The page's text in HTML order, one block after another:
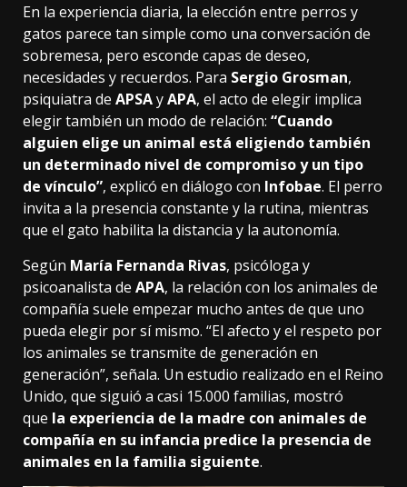
En la experiencia diaria, la elección entre perros y
gatos parece tan simple como una conversación de
sobremesa, pero esconde capas de deseo,
necesidades y recuerdos. Para Sergio Grosman,
psiquiatra de APSAyAPA, el acto de elegir implica
elegir también un modo de relación: “Cuando
alguien elige un animal está eligiendo también
un determinado nivel de compromiso y un tipo
de vínculo”, explicó en diálogo con Infobae. El perro
invita a la presencia constante y la rutina, mientras
que el gato habilita la distancia y la autonomía.
Según María Fernanda Rivas, psicóloga y
psicoanalista de APA, la relación con los animales de
compañía suele empezar mucho antes de que uno
pueda elegir por sí mismo. “El afecto y el respeto por
los animales se transmite de generación en
generación”, señala. Un estudio realizado en el Reino
Unido, que siguió a casi 15.000 familias, mostró
que la experiencia de la madre con animales de
compañía en su infancia predice la presencia de
animales en la familia siguiente.